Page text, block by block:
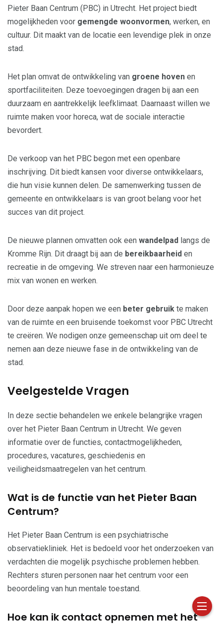
Pieter Baan Centrum (PBC) in Utrecht. Het project biedt
mogelijkheden voor gemengde woonvormen, werken, en
cultuur. Dit maakt van de locatie een levendige plek in onze
stad.
Het plan omvat de ontwikkeling van groene hoven en
sportfaciliteiten. Deze toevoegingen dragen bij aan een
duurzaam en aantrekkelijk leefklimaat. Daarnaast willen we
ruimte maken voor horeca, wat de sociale interactie
bevordert.
De verkoop van het PBC begon met een openbare
inschrijving. Dit biedt kansen voor diverse ontwikkelaars,
die hun visie kunnen delen. De samenwerking tussen de
gemeente en ontwikkelaars is van groot belang voor het
succes van dit project.
De nieuwe plannen omvatten ook een wandelpad langs de
Kromme Rijn. Dit draagt bij aan de bereikbaarheid en
recreatie in de omgeving. We streven naar een harmonieuze
mix van wonen en werken.
Door deze aanpak hopen we een beter gebruik te maken
van de ruimte en een bruisende toekomst voor PBC Utrecht
te creëren. We nodigen onze gemeenschap uit om deel te
nemen aan deze nieuwe fase in de ontwikkeling van de
stad.
Veelgestelde Vragen
In deze sectie behandelen we enkele belangrijke vragen
over het Pieter Baan Centrum in Utrecht. We geven
informatie over de functies, contactmogelijkheden,
procedures, vacatures, geschiedenis en
veiligheidsmaatregelen van het centrum.
Wat is de functie van het Pieter Baan
Centrum?
Het Pieter Baan Centrum is een psychiatrische
observatiekliniek. Het is bedoeld voor het onderzoeken van
verdachten die mogelijk psychische problemen hebben.
Rechters sturen personen naar het centrum voor een
beoordeling van hun mentale toestand.
Hoe kan ik contact opnemen met het